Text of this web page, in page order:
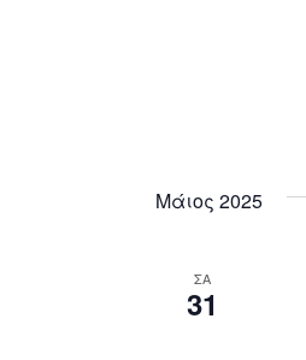
Μάιος 2025
ΣΑ
31